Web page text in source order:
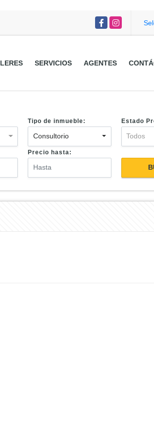
FacebookInstagram
SERVICIOS AGENTES
Tipo de inmueble:
Consultorio
Estado
Todos
Precio hasta: